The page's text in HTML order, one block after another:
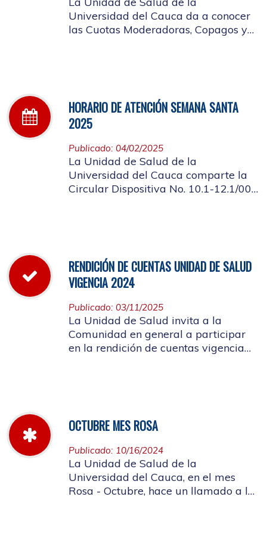
Universidad del Cauca da a conocer
las Cuotas Moderadoras, Copagos y
HORARIO DE ATENCIÓN SEMANA SANTA
2025
Publicado: 04/02/2025
La Unidad de Salud de la
Universidad del Cauca comparte la
Circular Dispositiva No. 10.1-12.1/002
RENDICIÓN DE CUENTAS UNIDAD DE SALUD
VIGENCIA 2024
Publicado: 03/11/2025
La Unidad de Salud invita a la
Comunidad en general a participar
en la rendición de cuentas vigencia
OCTUBRE MES ROSA
Publicado: 10/16/2024
La Unidad de Salud de la
Universidad del Cauca, en el mes
Rosa - Octubre, hace un llamado a la